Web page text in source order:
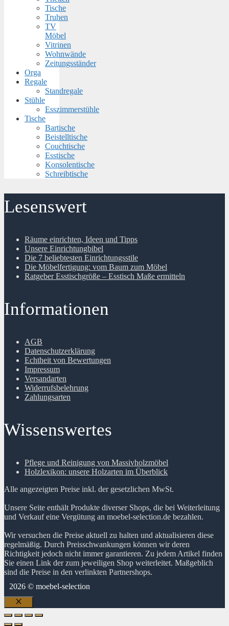
Tische
Truhen
TV
Möbel
Vitrinen
Wohnwände
Zeitungsständer
Orga
Regale
Standregale
Stühle
Esszimmerstühle
Tische
Bartische
Beistelltische
Couchtische
Esstische
Konsolentische
Schreibtische
Lesenswert
Räume einrichten, Ideen und Tipps
Unsere Einrichtungbibel
Die 7 beliebtesten Einrichtungsstile
Die Möbelfertigung: vom Baum zum Möbel
Ratgeber Esstischgröße – Esstisch Maße ermitteln
Informationen
AGB
Datenschutzerklärung
Echtheit von Bewertungen
Impressum
Versandarten
Widerrufsbelehrung
Zahlungsarten
Wissenswertes
Pflege und Reinigung von Massivholzmöbel
Holzlexikon: unsere Holzarten im Überblick
Alle angezeigten Preise inkl. der gesetzlichen MwSt.
Unsere Seite enthält Produkte diverser Shops, die bei Weiterleitung
und Verkauf eine Vergütung an moebel-selection.de bezahlen.
Wir versuchen die Preise aktuell zu halten und aktualisieren diese
regelmäßig. Durch Preisschwankungen können wir deren
Richtigkeit jedoch nicht immer garantieren. Zu jedem Artikel finden
Sie einen Link der zum jeweiligen Shop weiterleitet. Maßgeblich
sind die Preise in den verlinkten Partnershops.
2026 © moebel-selection
Schließen